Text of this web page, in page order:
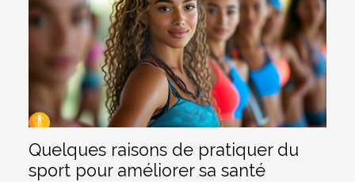
Quelques raisons de pratiquer du
sport pour améliorer sa santé